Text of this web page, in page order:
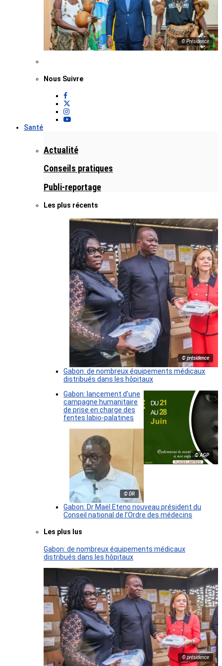
© Présidence
Nous Suivre
Santé
Actualité
Conseils pratiques
Publi-reportage
Les plus récents
© présidence
Gabon: de nombreux équipements médicaux
distribués dans les hôpitaux
© AGP
Gabon: lancement d’une
campagne humanitaire
de prise en charge des
fentes labio-palatines
© DR
Gabon: Dr Maël Eteno nouveau président du
Conseil national de l’Ordre des médecins
Les plus lus
Gabon: de nombreux équipements médicaux
distribués dans les hôpitaux
© présidence